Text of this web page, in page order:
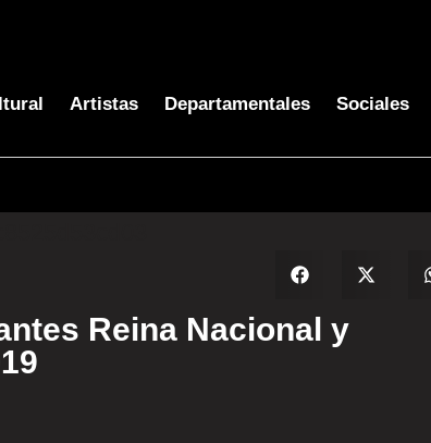
Artistas Departamentales Sociales
Reina Nacional y